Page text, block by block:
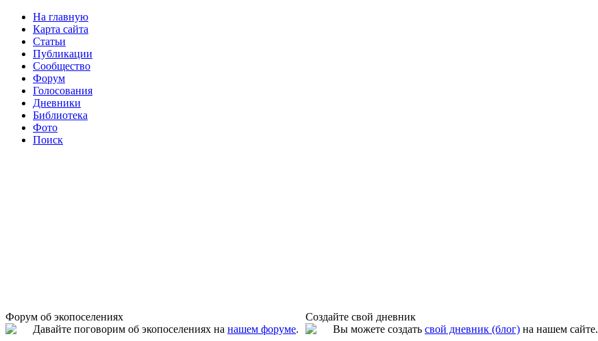
На главную
Карта сайта
Статьи
Публикации
Сообщество
Форум
Голосования
Дневники
Библиотека
Фото
Поиск
Форум об экопоселениях
Давайте поговорим об экопоселениях на нашем форуме.
Создайте свой дневник
Вы можете создать свой дневник (блог) на нашем сайте.